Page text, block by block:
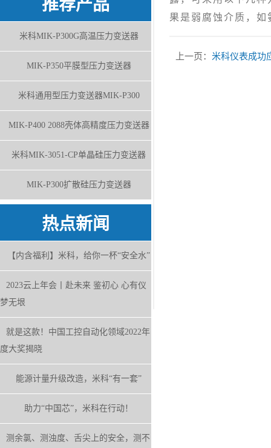
推荐产品
米科MIK-P300G高温压力变送器
MIK-P350平膜型压力变送器
米科通用型压力变送器MIK-P300
MIK-P400 2088壳体高精度压力变送器
米科MIK-3051-CP单晶硅压力变送器
MIK-P300扩散硅压力变送器
热点新闻
【内含福利】米科，给你一杯“安全水”
2023云上年会丨赴未来 鉴初心 心有仪
梦无垠
就是这款！中国工控自动化领域2022年
度大奖揭晓
能源计量升级改造，米科“有一套”
助力“中国芯”，米科在行动！
测余氯、测浊度、舌尖上的安全，测不
果是弱腐蚀介质，
上一页： 米科仪表成功